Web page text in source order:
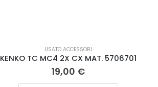
USATO ACCESSORI
KENKO TC MC4 2X CX MAT. 5706701
19,00 €